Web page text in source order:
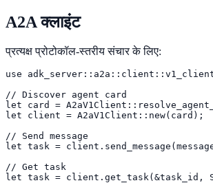
A2A क्लाइंट
प्रत्यक्ष प्रोटोकॉल-स्तरीय संचार के लिए:
use
// Discover agent card
let card =
let client = A2aV1Client::new(card);
// Send message
let task =
// Get task
let task = client.get_task(&task_id,